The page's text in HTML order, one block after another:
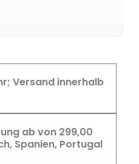
Versand innerhalb
ab von 299,00
Spanien, Portugal